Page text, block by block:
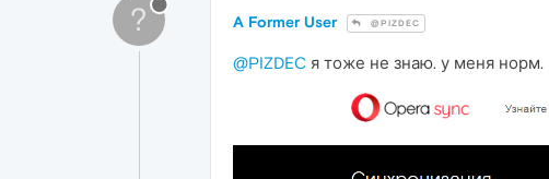
? A Former User @PIZDEC
@PIZDEC я тоже не знаю. у меня норм.